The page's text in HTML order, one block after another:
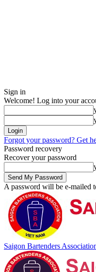
Sign in
Welcome! Log into your
Forgot your password? Get
Password recovery
Recover your password
A password will be e-mailed
Saigon Bartenders